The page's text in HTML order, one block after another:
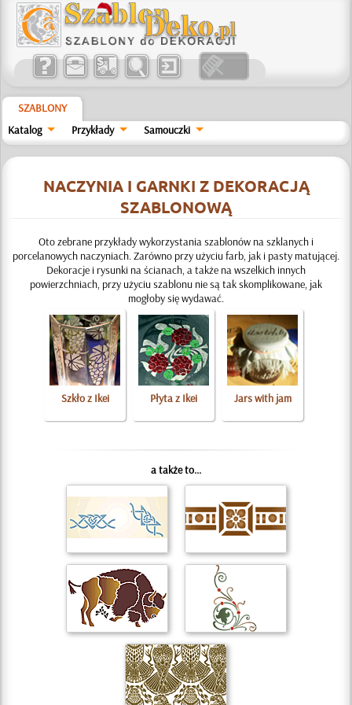
SZABLONY
Katalog
Przykłady Samouczki
NACZYNIA I GARNKI Z DEKORACJĄ
SZABLONOWĄ
Oto zebrane przykłady wykorzystania szablonów na szklanych i
porcelanowych naczyniach. Zarówno przy użyciu farb, jak i pasty matującej.
Dekoracje i rysunki na ścianach, a także na wszelkich innych
powierzchniach, przy użyciu szablonu nie są tak skomplikowane, jak
mogłoby się wydawać.
Szkło z Ikei Płyta z Ikei Jars with jam
a także to...